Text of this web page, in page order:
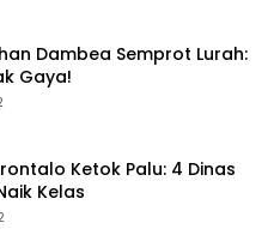
Dambea Semprot Lurah:
Gaya!‎
Ketok Palu: 4 Dinas
Kelas